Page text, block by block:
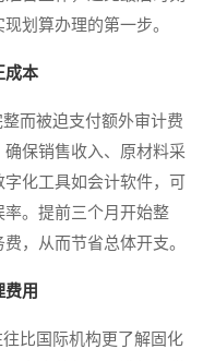
划算办理的第一步。
成本
而被迫支付额外审计费
保销售收入、原材料采
化工具如会计软件，可
。提前三个月开始整
，从而节省总体开支。
费用
比国际机构更了解固化